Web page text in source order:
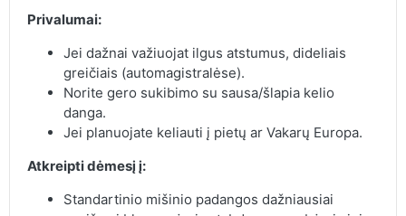
Privalumai:
Jei dažnai važiuojat ilgus atstumus, dideliais
greičiais (automagistralėse).
Norite gero sukibimo su sausa/šlapia kelio
danga.
Jei planuojate keliauti į pietų ar Vakarų Europa.
Atkreipti dėmesį į:
Standartinio mišinio padangos dažniausiai